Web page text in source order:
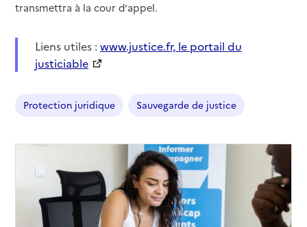
transmettra à la cour d'appel.
Liens utiles : www.justice.fr, le portail du
justiciable
Protection juridique Sauvegarde de justice